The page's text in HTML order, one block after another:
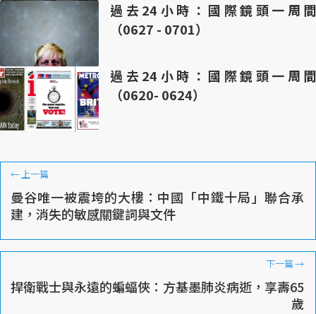
過去24小時：國際鏡頭一周間
（0627 - 0701）
過去24小時：國際鏡頭一周間
（0620- 0624）
←上一篇
曼谷唯一被震垮的大樓：中國「中鐵十局」聯合承
建，消失的敏感關鍵詞與文件
下一篇→
捍衛戰士與永遠的蝙蝠俠：方基墨肺炎病逝，享壽65
歲